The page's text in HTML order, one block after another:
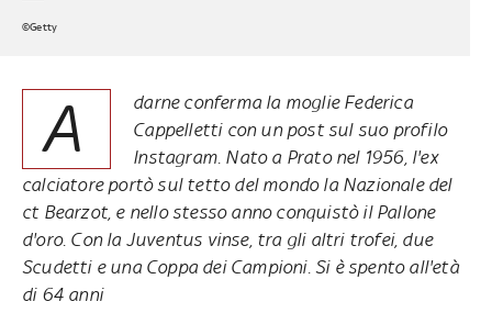
©Getty
A
darne conferma la moglie Federica
Cappelletti con un post sul suo profilo
Instagram. Nato a Prato nel 1956, l'ex
calciatore portò sul tetto del mondo la Nazionale del
ct Bearzot, e nello stesso anno conquistò il Pallone
d'oro. Con la Juventus vinse, tra gli altri trofei, due
Scudetti e una Coppa dei Campioni. Si è spento all'età
di 64 anni